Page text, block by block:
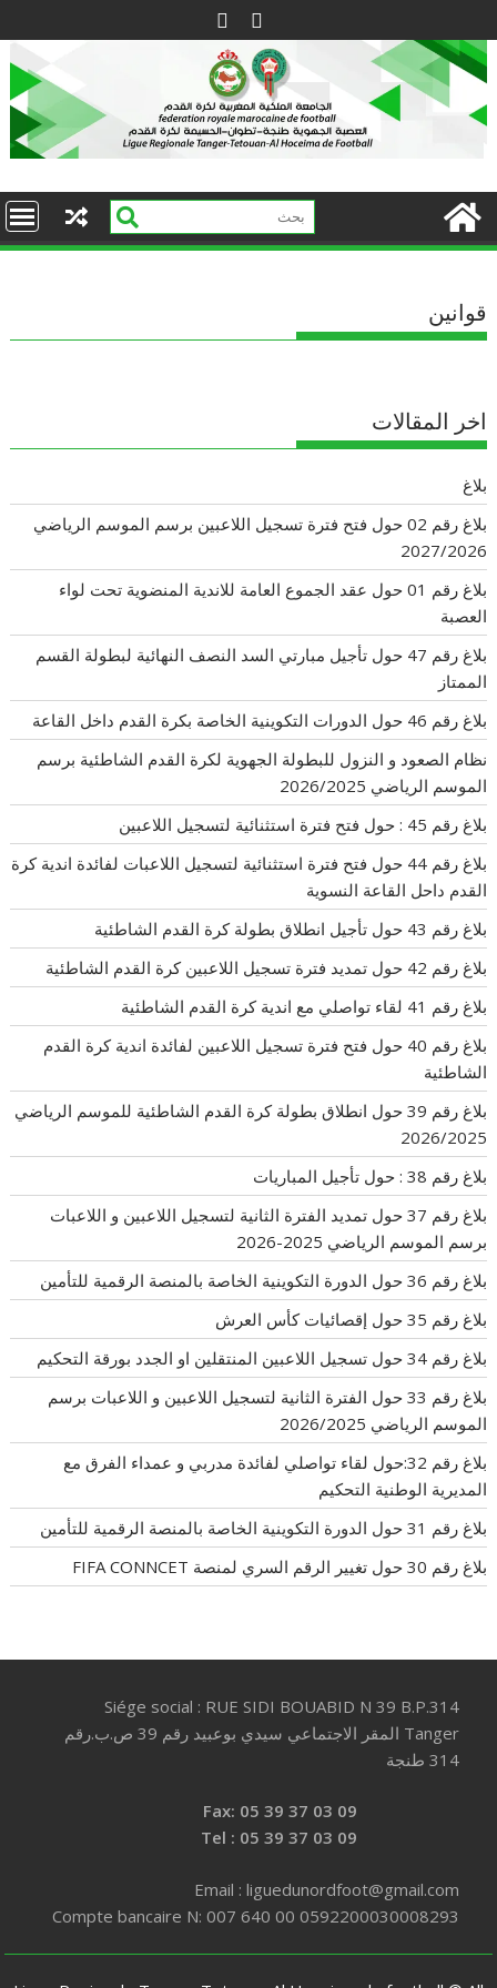
to
content
قوانين
اخر المقالات
بلاغ
بلاغ رقم 02 حول فتح فترة تسجيل اللاعبين برسم الموسم الرياضي
2027/2026
بلاغ رقم 01 حول عقد الجموع العامة للاندية المنضوية تحت لواء
العصبة
بلاغ رقم 47 حول تأجيل مبارتي السد النصف النهائية لبطولة القسم
الممتاز
بلاغ رقم 46 حول الدورات التكوينية الخاصة بكرة القدم داخل القاعة
نظام الصعود و النزول للبطولة الجهوية لكرة القدم الشاطئية برسم
الموسم الرياضي 2026/2025
بلاغ رقم 45 : حول فتح فترة استثنائية لتسجيل اللاعبين
بلاغ رقم 44 حول فتح فترة استثنائية لتسجيل اللاعبات لفائدة اندية كرة
القدم داحل القاعة النسوية
بلاغ رقم 43 حول تأجيل انطلاق بطولة كرة القدم الشاطئية
بلاغ رقم 42 حول تمديد فترة تسجيل اللاعبين كرة القدم الشاطئية
بلاغ رقم 41 لقاء تواصلي مع اندية كرة القدم الشاطئية
بلاغ رقم 40 حول فتح فترة تسجيل اللاعبين لفائدة اندية كرة القدم
الشاطئية
بلاغ رقم 39 حول انطلاق بطولة كرة القدم الشاطئية للموسم الرياضي
2026/2025
بلاغ رقم 38 : حول تأجيل المباريات
بلاغ رقم 37 حول تمديد الفترة الثانية لتسجيل اللاعبين و اللاعبات
برسم الموسم الرياضي 2025-2026
بلاغ رقم 36 حول الدورة التكوينية الخاصة بالمنصة الرقمية للتأمين
بلاغ رقم 35 حول إقصائيات كأس العرش
بلاغ رقم 34 حول تسجيل اللاعبين المنتقلين او الجدد بورقة التحكيم
بلاغ رقم 33 حول الفترة الثانية لتسجيل اللاعبين و اللاعبات برسم
الموسم الرياضي 2026/2025
بلاغ رقم 32:حول لقاء تواصلي لفائدة مدربي و عمداء الفرق مع
المديرية الوطنية التحكيم
بلاغ رقم 31 حول الدورة التكوينية الخاصة بالمنصة الرقمية للتأمين
بلاغ رقم 30 حول تغيير الرقم السري لمنصة FIFA CONNCET
Siége social : RUE SIDI BOUABID N 39 B.P.314
Tanger المقر الاجتماعي سيدي بوعبيد رقم 39 ص.ب.رقم
314 طنجة
Email : liguedunordfoot@gmail.com
Compte bancaire N: 007 640 00 0592200030008293